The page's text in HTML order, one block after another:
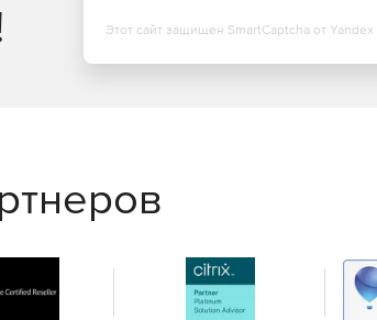
понятна и предлагает сотни
планировать и распространять по мере
Этот сайт защищен SmartCaptcha от Yandex